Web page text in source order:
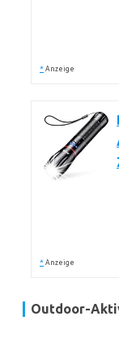
* Anzeige
* Anzeige
Outdoor-